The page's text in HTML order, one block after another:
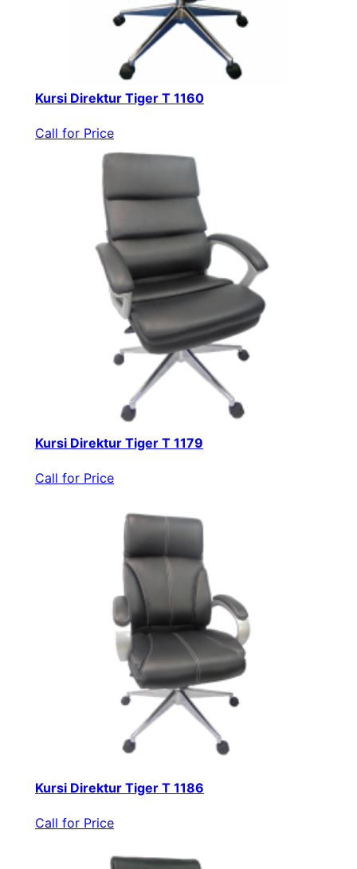
Kursi Direktur Tiger T 1160
Call for Price
Kursi Direktur Tiger T 1179
Call for Price
Kursi Direktur Tiger T 1186
Call for Price